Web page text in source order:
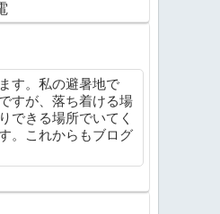
す。私の避暑地で
すが、落ち着ける場
できる場所でいてく
。これからもブログ